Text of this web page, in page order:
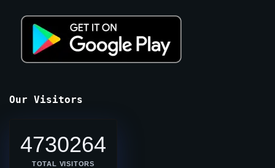
Our Visitors
4730264
TOTAL VISITORS